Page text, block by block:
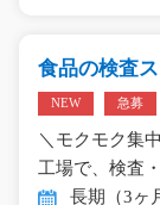
食品の検査
NEW 急募
＼モクモク集
工場で、検査
長期（3ヶ